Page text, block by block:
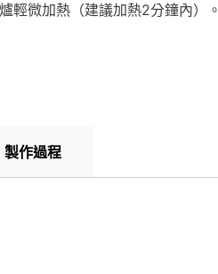
輕微加熱（建議加熱2分鐘內）。
製作過程